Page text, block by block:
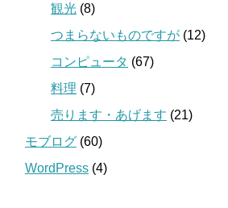
観光 (8)
つまらないものですが (12)
コンピュータ (67)
料理 (7)
売ります・あげます (21)
モブログ (60)
WordPress (4)